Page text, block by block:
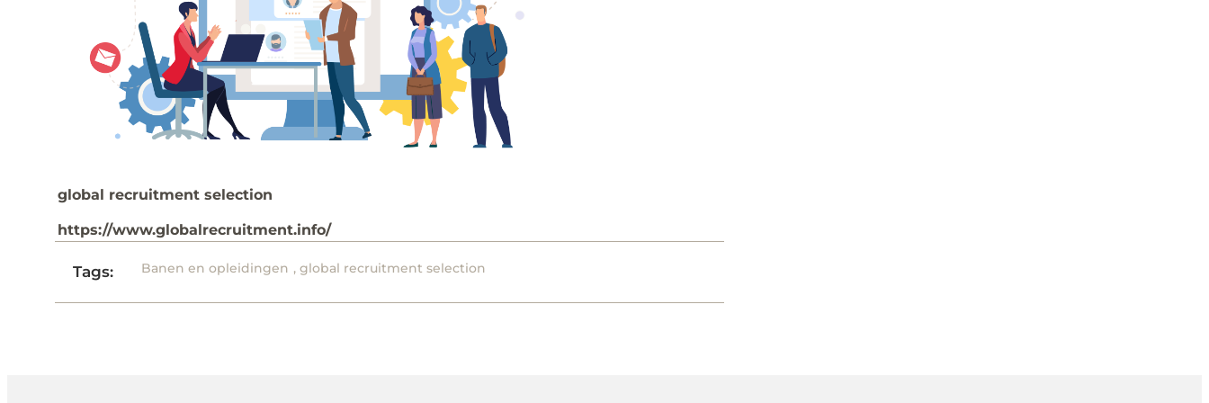
global recruitment selection
https://www.globalrecruitment.info/
Tags: Banen en opleidingen , global recruitment selection